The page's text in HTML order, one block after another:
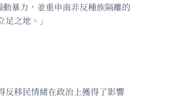
暴力，並重申南非反種族隔離的
之地。」
反移民情緒在政治上獲得了影響